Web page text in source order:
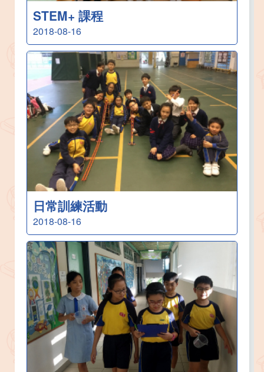
STEM+ 課程
2018-08-16
日常訓練活動
2018-08-16